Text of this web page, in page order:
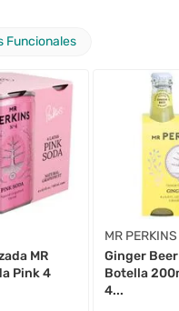
Funcionales
MR
Pink 4
MR PERKINS
Ginger Beer
Botella
4...